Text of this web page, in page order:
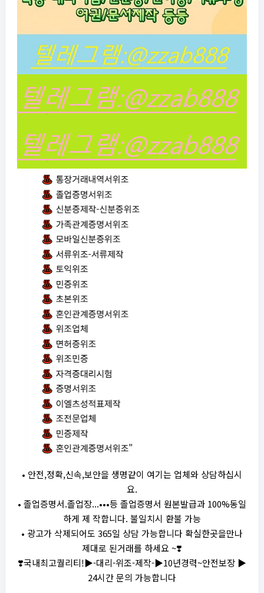
• 안전,정확,신속,보안을 생명같이 여기는 업체와 상담하십시
요.
• 졸업증명서.졸업장...•••등 졸업증명서 원본발급과 100%동일
하게 제 작합니다. 불일치시 환불 가능
• 광고가 삭제되어도 365일 상담 가능합니다 확실한곳을만나
제대로 된거래를 하세요 ~❣️
❣️국내최고퀄리티!▶-대리-위조-제작-▶10년경력~안전보장 ▶
24시간 문의 가능합니다